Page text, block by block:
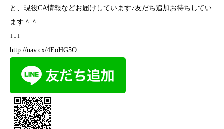
と、現役CA情報などお届けしています♪友だち追加お待ちしてい
ます＾＾
↓↓↓
http://nav.cx/4EoHG5O